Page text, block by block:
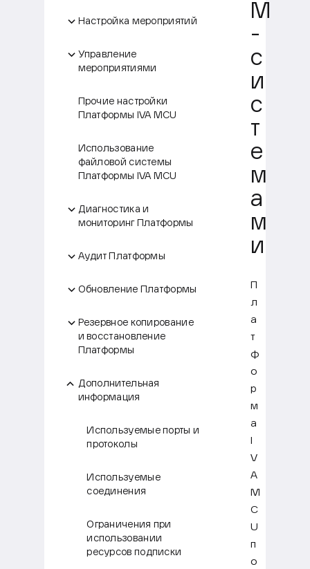
Настройка мероприятий
Управление
мероприятиями
Прочие настройки
Платформы IVA MCU
Использование
файловой системы
Платформы IVA MCU
Диагностика и
мониторинг Платформы
Аудит Платформы
Обновление Платформы
Резервное копирование
и восстановление
Платформы
Дополнительная
информация
Используемые порты и
протоколы
Используемые
соединения
Ограничения при
использовании
ресурсов подписки
M
-
с
и
с
т
е
м
а
м
и
П
л
а
т
ф
о
р
м
а
V
A
M
C
U
п
о